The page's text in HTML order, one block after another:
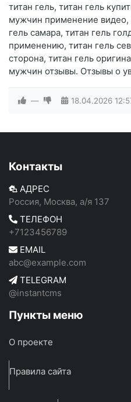
титан гель, титан гель
мужчин применение видео,
гель самара, титан гель
применению, титан гель
сторона, титан гель
мужчин отзывы. Отзывы о
— 18.04.2026
Контакты
АДРЕС
Россия, Москва, а/я 137
ТЕЛЕФОН
+7123456789
EMAIL
abc@example.com
TELEGRAM
@instantcms
Пункты меню
О проекте
Правила сайта